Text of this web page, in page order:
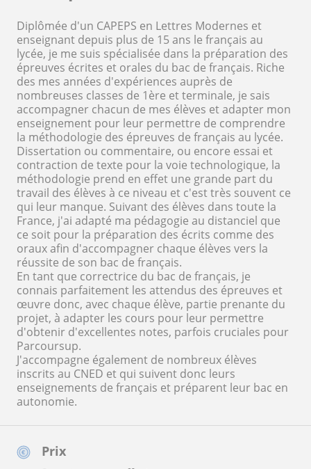
Prix
Diplômée d'un CAPEPS en Lettres Modernes et
enseignant depuis plus de 15 ans le français au
lycée, je me suis spécialisée dans la préparation des
épreuves écrites et orales du bac de français. Riche
des mes années d'expériences auprès de
nombreuses classes de 1ère et terminale, je sais
accompagner chacun de mes élèves et adapter mon
enseignement pour leur permettre de comprendre
la méthodologie des épreuves de français au lycée.
Dissertation ou commentaire, ou encore essai et
contraction de texte pour la voie technologique, la
méthodologie prend en effet une grande part du
travail des élèves à ce niveau et c'est très souvent ce
qui leur manque. Suivant des élèves dans toute la
France, j'ai adapté ma pédagogie au distanciel que
ce soit pour la préparation des écrits comme des
oraux afin d'accompagner chaque élèves vers la
réussite de son bac de français.
En tant que correctrice du bac de français, je
connais parfaitement les attendus des épreuves et
œuvre donc, avec chaque élève, partie prenante du
projet, à adapter les cours pour leur permettre
d'obtenir d'excellentes notes, parfois cruciales pour
Parcoursup.
J'accompagne également de nombreux élèves
inscrits au CNED et qui suivent donc leurs
enseignements de français et préparent leur bac en
autonomie.